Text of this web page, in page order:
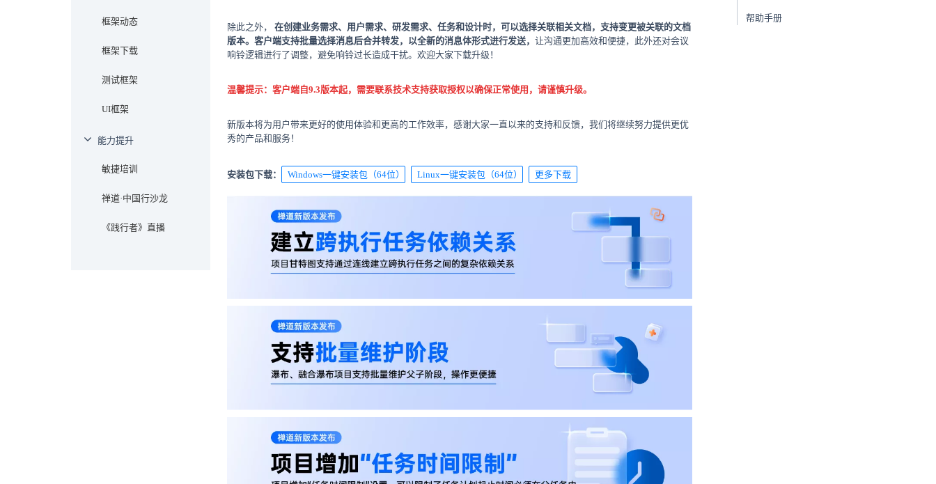
框架动态
框架下载
测试框架
UI框架
能力提升
敏捷培训
禅道·中国行沙龙
《践行者》直播
帮助手册
除此之外， 在创建业务需求、用户需求、研发需求、任务和设计时，可以选择关联相关文档，支持变更被关联的文档
版本。 客户端支持批量选择消息后合并转发，以全新的消息体形式进行发送， 让沟通更加高效和便捷，此外还对会议
响铃逻辑进行了调整，避免响铃过长造成干扰。欢迎大家下载升级！
温馨提示：客户端自9.3版本起，需要联系技术支持获取授权以确保正常使用，请谨慎升级。
新版本将为用户带来更好的使用体验和更高的工作效率，感谢大家一直以来的支持和反馈，我们将继续努力提供更优
秀的产品和服务！
安装包下载： Windows一键安装包（64位） Linux一键安装包（64位） 更多下载